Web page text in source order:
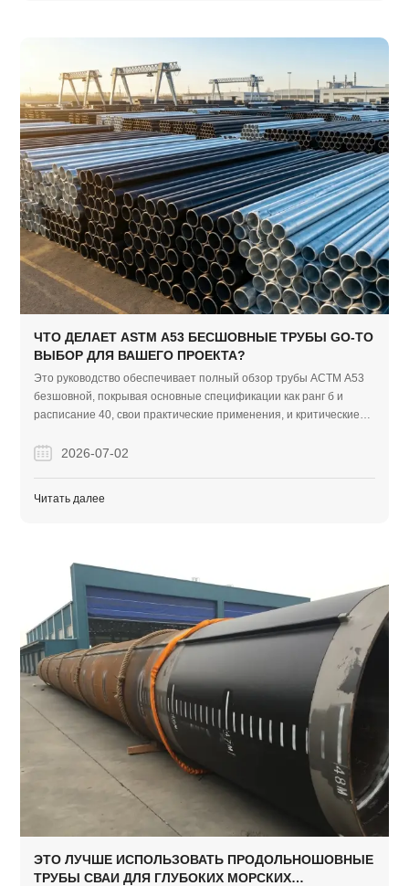
ЧТО ДЕЛАЕТ ASTM A53 БЕСШОВНЫЕ ТРУБЫ GO-TO
ВЫБОР ДЛЯ ВАШЕГО ПРОЕКТА?
Это руководство обеспечивает полный обзор трубы АСТМ А53
безшовной, покрывая основные спецификации как ранг б и
расписание 40, свои практические применения, и критические
источник правый материал для их проектов.
2026-07-02
Читать далее
ЭТО ЛУЧШЕ ИСПОЛЬЗОВАТЬ ПРОДОЛЬНОШОВНЫЕ
ТРУБЫ СВАИ ДЛЯ ГЛУБОКИХ МОРСКИХ